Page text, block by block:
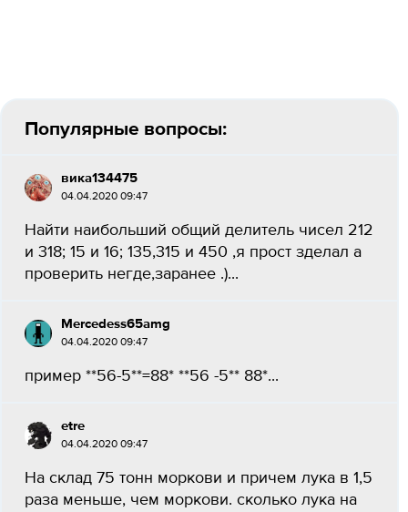
Популярные вопросы:
вика134475
04.04.2020 09:47
Найти наибольший общий делитель чисел 212
и 318; 15 и 16; 135,315 и 450 ,я прост зделал а
проверить негде,заранее .)...
Mercedess65amg
04.04.2020 09:47
пример **56-5**=88* **56 -5** 88*...
etre
04.04.2020 09:47
На склад 75 тонн моркови и причем лука в 1,5
раза меньше, чем моркови. сколько лука на